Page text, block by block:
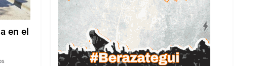
en el